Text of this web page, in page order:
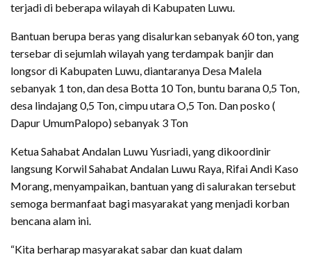
terjadi di beberapa wilayah di Kabupaten Luwu.
Bantuan berupa beras yang disalurkan sebanyak 60 ton, yang
tersebar di sejumlah wilayah yang terdampak banjir dan
longsor di Kabupaten Luwu, diantaranya Desa Malela
sebanyak 1 ton, dan desa Botta 10 Ton, buntu barana 0,5 Ton,
desa lindajang 0,5 Ton, cimpu utara O,5 Ton. Dan posko (
Dapur UmumPalopo) sebanyak 3 Ton
Ketua Sahabat Andalan Luwu Yusriadi, yang dikoordinir
langsung Korwil Sahabat Andalan Luwu Raya, Rifai Andi Kaso
Morang, menyampaikan, bantuan yang di salurakan tersebut
semoga bermanfaat bagi masyarakat yang menjadi korban
bencana alam ini.
“Kita berharap masyarakat sabar dan kuat dalam